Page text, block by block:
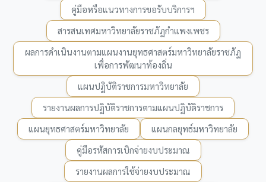
คู่มือหรือแนวทางการขอรับบริการฯ
สารสนเทศมหาวิทยาลัยราชภัฏกำแพงเพชร
ผลการดำเนินงานตามแผนงานยุทธศาสตร์มหาวิทยาลัยราชภัฏ
เพื่อการพัฒนาท้องถิ่น
แผนปฏิบัติราชการมหาวิทยาลัย
รายงานผลการปฏิบัติราชการตามแผนปฏิบัติราชการ
แผนยุทธศาสตร์มหาวิทยาลัย
แผนกลยุทธ์มหาวิทยาลัย
คู่มือรหัสการเบิกจ่ายงบประมาณ
รายงานผลการใช้จ่ายงบประมาณ